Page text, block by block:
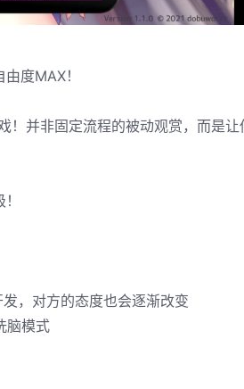
度MAX！
！并非固定流程的被动观赏，而是让
，对方的态度也会逐渐改变
脑模式